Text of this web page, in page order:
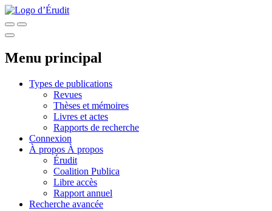
Menu principal
Types de publications
Revues
Thèses et mémoires
Livres et actes
Rapports de recherche
Connexion
À propos À propos
Érudit
Coalition Publica
Libre accès
Rapport annuel
Recherche avancée